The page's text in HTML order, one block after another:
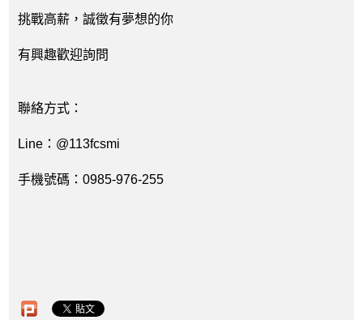
挑戰高薪，誠徵有夢想的你
有興趣歡迎詢問
聯絡方式：
Line：@113fcsmi
手機號碼：0985-976-255